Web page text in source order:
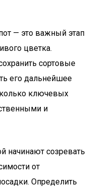
— это важный этап
цветка.
сортовые
его дальнейшее
ключевых
и
начинают созревать
от
Определить